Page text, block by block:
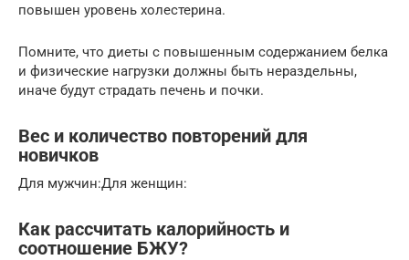
повышен уровень холестерина.
Помните, что диеты с повышенным содержанием белка
и физические нагрузки должны быть нераздельны,
иначе будут страдать печень и почки.
Вес и количество повторений для
новичков
Для мужчин:Для женщин:
Как рассчитать калорийность и
соотношение БЖУ?